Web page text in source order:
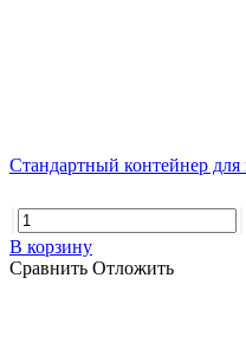
Стандартный контейнер
В корзину
Сравнить Отложить